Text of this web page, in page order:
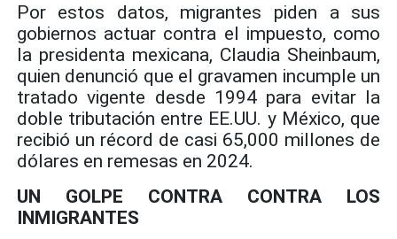
Por estos datos, migrantes piden a sus
gobiernos actuar contra el impuesto, como
la presidenta mexicana, Claudia Sheinbaum,
quien denunció que el gravamen incumple un
tratado vigente desde 1994 para evitar la
doble tributación entre EE.UU. y México, que
recibió un récord de casi 65,000 millones de
dólares en remesas en 2024.
UN GOLPE CONTRA CONTRA LOS
INMIGRANTES